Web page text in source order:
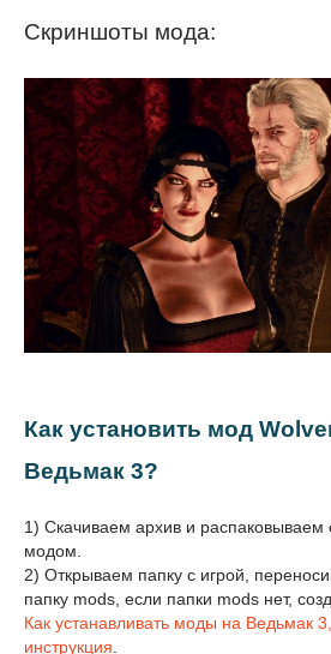
Скриншоты мода:
Как установить мод
Ведьмак 3?
1) Скачиваем архив и распаковываем
модом.
2) Открываем папку с игрой,
папку mods, если папки mods нет,
Как устанавливать моды на Ведьмак
инструкция